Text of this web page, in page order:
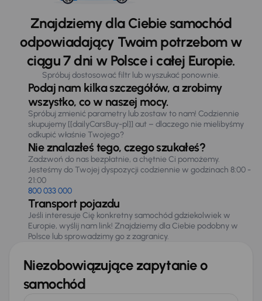
Znajdziemy dla Ciebie samochód
odpowiadający Twoim potrzebom w
ciągu 7 dni w Polsce i całej Europie.
Spróbuj dostosować filtr lub wyszukać ponownie.
Podaj nam kilka szczegółów, a zrobimy
wszystko, co w naszej mocy.
Spróbuj zmienić parametry lub zostaw to nam! Codziennie
skupujemy [[dailyCarsBuy-pl]] aut – dlaczego nie mielibyśmy
odkupić właśnie Twojego?
Nie znalazłeś tego, czego szukałeś?
Zadzwoń do nas bezpłatnie, a chętnie Ci pomożemy.
Jesteśmy do Twojej dyspozycji codziennie w godzinach 8:00 -
21:00
800 033 000
Transport pojazdu
Jeśli interesuje Cię konkretny samochód gdziekolwiek w
Europie, wyślij nam link! Znajdziemy dla Ciebie podobny w
Polsce lub sprowadzimy go z zagranicy.
Niezobowiązujące zapytanie o
samochód